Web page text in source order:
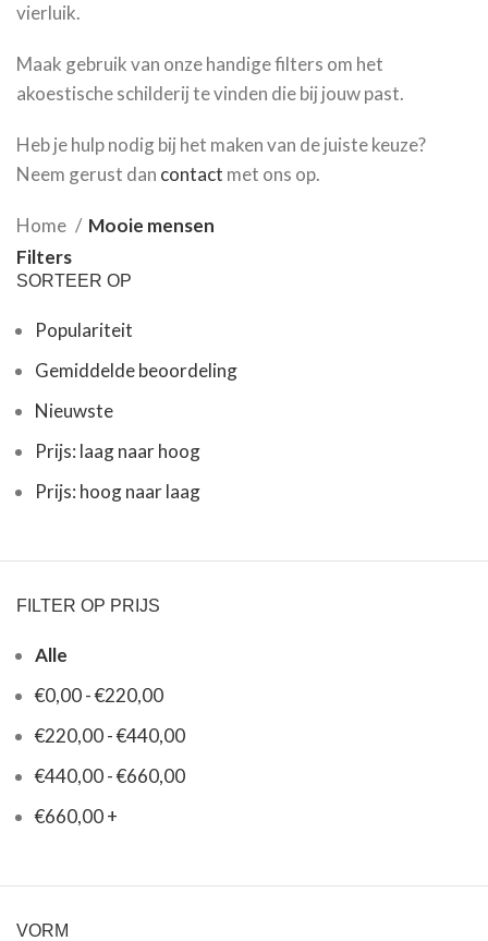
vierluik.
Maak gebruik van onze handige filters om het
akoestische schilderij te vinden die bij jouw past.
Heb je hulp nodig bij het maken van de juiste keuze?
Neem gerust dan contact met ons op.
Home
Mooie mensen
Filters
SORTEER OP
Populariteit
Gemiddelde beoordeling
Nieuwste
Prijs: laag naar hoog
Prijs: hoog naar laag
FILTER OP PRIJS
Alle
€0,00-€220,00
€220,00-€440,00
€440,00-€660,00
€660,00+
VORM